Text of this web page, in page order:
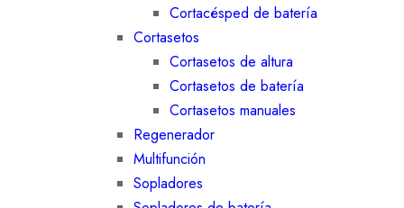
Cortacésped de batería
Cortasetos
Cortasetos de altura
Cortasetos de batería
Cortasetos manuales
Regenerador
Multifunción
Sopladores